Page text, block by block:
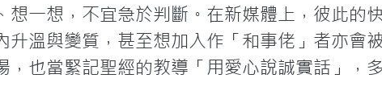
想一想，不宜急於判斷。在新媒體上，彼此的
升溫與變質，甚至想加入作「和事佬」者亦會
，也當緊記聖經的教導「用愛心說誠實話」，